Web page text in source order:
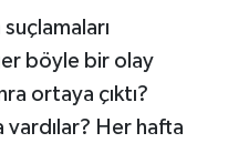
böyle bir olay
ortaya çıktı?
vardılar? Her hafta